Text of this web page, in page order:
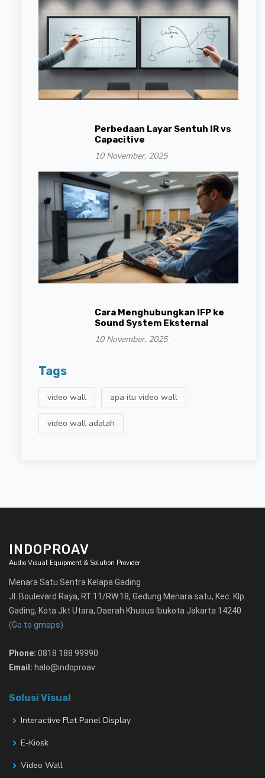
Perbedaan Layar Sentuh IR vs
Capacitive
10 November, 2025
Cara Menghubungkan IFP ke
Sound System Eksternal
10 November, 2025
Tags
video wall apa itu video wall
video wall adalah
INDOPROAV
Audio Visual Equipment & Solution Provider
Menara Satu Sentra Kelapa Gading
Jl. Boulevard Raya, RT.11/RW.18, Gedung Menara satu, Kec. Klp.
Gading, Kota Jkt Utara, Daerah Khusus Ibukota Jakarta 14240
(Go to gmaps)
Phone: 0818 188 99990
Email: halo@indoproav
Solusi Visual
Interactive Flat Panel Display
E-Kiosk
Video Wall